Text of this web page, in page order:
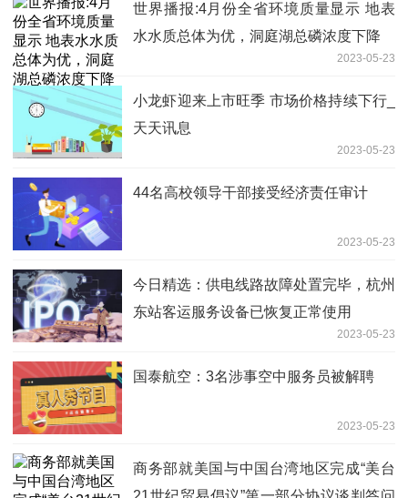
世界播报:4月份全省环境质量显示 地表
水水质总体为优，洞庭湖总磷浓度下降
2023-05-23
小龙虾迎来上市旺季 市场价格持续下行_
天天讯息
2023-05-23
44名高校领导干部接受经济责任审计
2023-05-23
今日精选：供电线路故障处置完毕，杭州
东站客运服务设备已恢复正常使用
2023-05-23
国泰航空：3名涉事空中服务员被解聘
2023-05-23
商务部就美国与中国台湾地区完成“美台